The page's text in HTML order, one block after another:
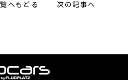
次の記事へ
へもどる